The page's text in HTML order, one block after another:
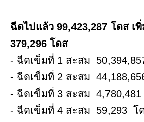
ฉีดไปแล้ว 99,423,287 โดส เ
379,296 โดส
- ฉีดเข็มที่ 1 สะสม
- ฉีดเข็มที่ 2 สะสม
- ฉีดเข็มที่ 3 สะสม
- ฉีดเข็มที่ 4 สะสม 59,293 โ